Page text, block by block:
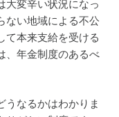
大変辛い状況になっ
ない地域による不公
て本来支給を受ける
、年金制度のあるべ
うなるかはわかりま